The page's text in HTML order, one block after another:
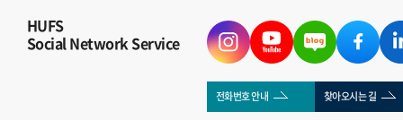
HUFS
Social Network Service
전화번호 안내 찾아오시는 길